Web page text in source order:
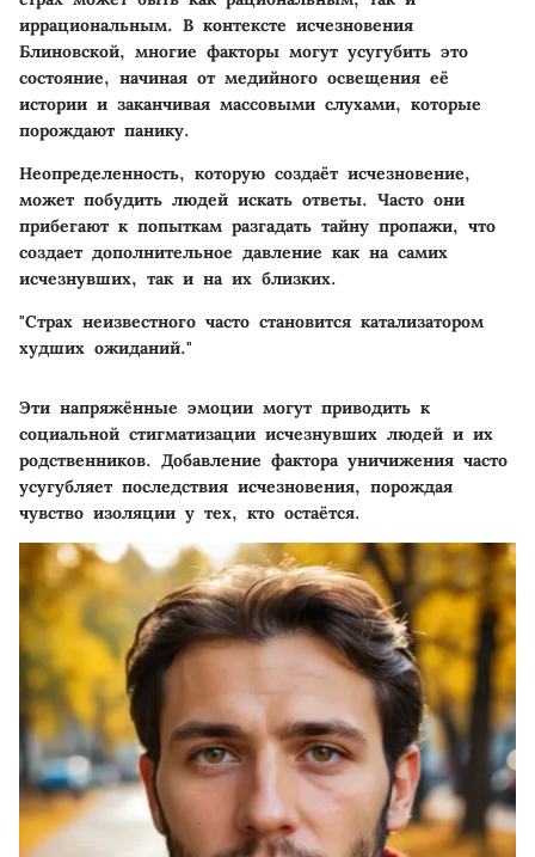
иррациональным. В контексте исчезновения
Блиновской, многие факторы могут усугубить это
состояние, начиная от медийного освещения её
истории и заканчивая массовыми слухами, которые
порождают панику.
Неопределенность, которую создаёт исчезновение,
может побудить людей искать ответы. Часто они
прибегают к попыткам разгадать тайну пропажи, что
создает дополнительное давление как на самих
исчезнувших, так и на их близких.
"Страх неизвестного часто становится катализатором
худших ожиданий."
Эти напряжённые эмоции могут приводить к
социальной стигматизации исчезнувших людей и их
родственников. Добавление фактора уничижения часто
усугубляет последствия исчезновения, порождая
чувство изоляции у тех, кто остаётся.